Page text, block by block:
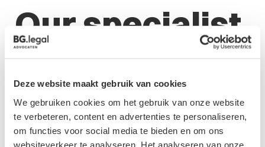
Deze website maakt gebruik van cookies
We gebruiken cookies om het gebruik van onze website
te verbeteren, content en advertenties te personaliseren,
om functies voor social media te bieden en om ons
websiteverkeer te analyseren. Het analyseren van onze
Our specialist